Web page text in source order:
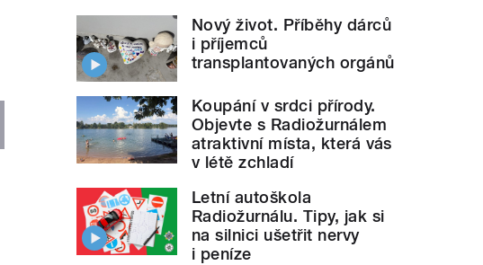
Nový život. Příběhy dárců
i příjemců
transplantovaných orgánů
Koupání v srdci přírody.
Objevte s Radiožurnálem
atraktivní místa, která vás
v létě zchladí
Letní autoškola
Radiožurnálu. Tipy, jak si
na silnici ušetřit nervy
i peníze